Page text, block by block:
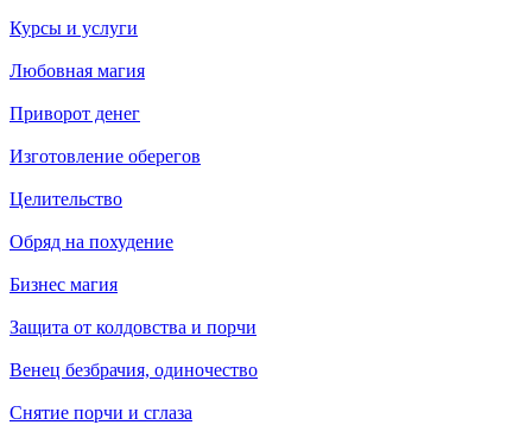
Курсы и услуги
Любовная магия
Приворот денег
Изготовление оберегов
Целительство
Обряд на похудение
Бизнес магия
Защита от колдовства и порчи
Венец безбрачия, одиночество
Снятие порчи и сглаза